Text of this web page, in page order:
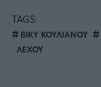
TAGS:
ΒΙΚΥ ΚΟΥΛΙΑΝΟΥ
ΛΕΧΟΥ